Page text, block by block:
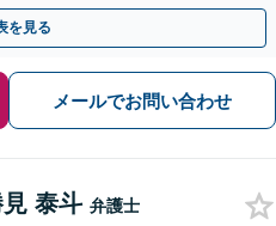
を見る
メールでお問い合わせ
見 泰斗 弁護士